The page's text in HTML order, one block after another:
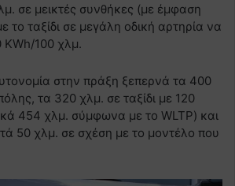
σε μεικτές συνθήκες (με έμφαση
το ταξίδι σε μεγάλη οδική αρτηρία να
KWh/100 χλμ.
στην πράξη ξεπερνά τα 400
τα 320 χλμ. σε ταξίδι με 120
454 χλμ. σύμφωνα με το WLTP) και
50 χλμ. σε σχέση με το μοντέλο που